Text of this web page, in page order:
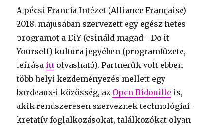
A pécsi Francia Intézet (Alliance Française)
2018. májusában szervezett egy egész hetes
programot a DiY (csináld magad - Do it
Yourself) kultúra jegyében (programfüzete,
leírása itt olvasható). Partnerük volt ebben
több helyi kezdeményezés mellett egy
bordeaux-i közösség, az Open Bidouille is,
akik rendszeresen szerveznek technológiai-
kretatív foglalkozásokat, találkozókat olyan